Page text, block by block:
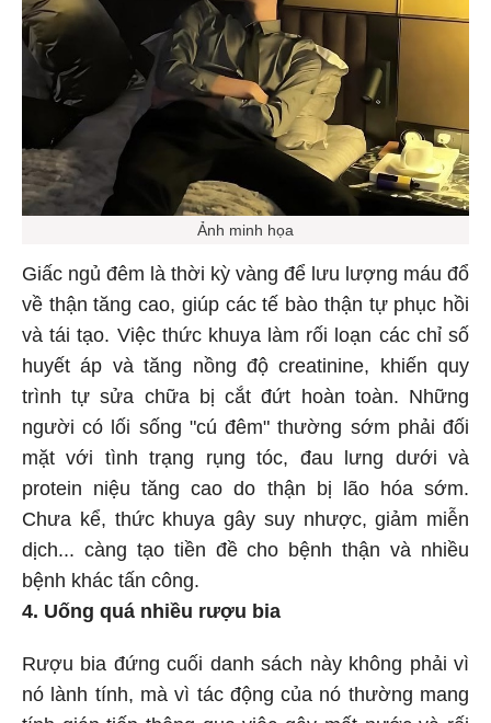
Ảnh minh họa
Giấc ngủ đêm là thời kỳ vàng để lưu lượng máu đổ
về thận tăng cao, giúp các tế bào thận tự phục hồi
và tái tạo. Việc thức khuya làm rối loạn các chỉ số
huyết áp và tăng nồng độ creatinine, khiến quy
trình tự sửa chữa bị cắt đứt hoàn toàn. Những
người có lối sống "cú đêm" thường sớm phải đối
mặt với tình trạng rụng tóc, đau lưng dưới và
protein niệu tăng cao do thận bị lão hóa sớm.
Chưa kể, thức khuya gây suy nhược, giảm miễn
dịch... càng tạo tiền đề cho bệnh thận và nhiều
bệnh khác tấn công.
4. Uống quá nhiều rượu bia
Rượu bia đứng cuối danh sách này không phải vì
nó lành tính, mà vì tác động của nó thường mang